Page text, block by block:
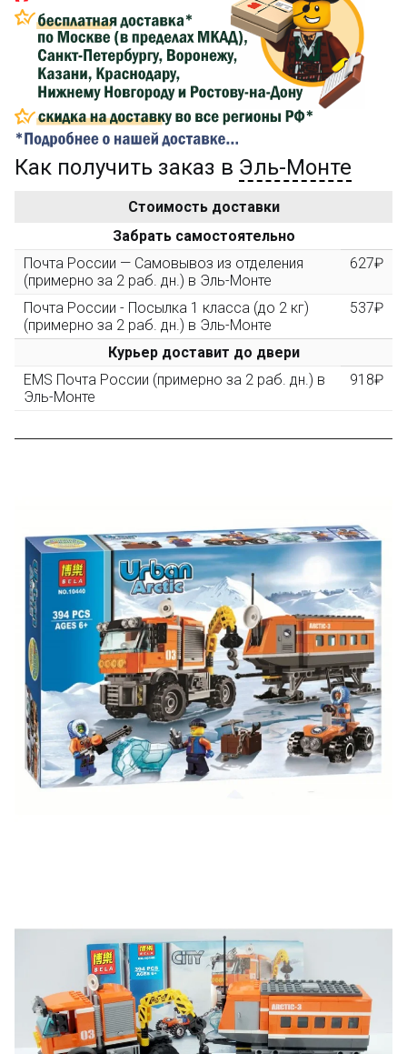
Сделайте заказ на сумму не менее 3 000₽, оплатите
его на карту Сбербанка и получите 150₽ на
компенсацию доставки.
...на следующий заказ
Золотая скидка
персональная
10%
3000 рублей, Вы получите постоянную скидку на все
повторные заказы - 10%
Скидка за обзор
(фото сборки) до 10%
Пришлите фото поэтапной сборки купленного
конструктора и получите дополнительную скидку
10% при покупке следующего набора (не дороже 10
Оставьте отзыв (не менее 50 символов) о товаре на
нашем сайте и получите купон на скидку 50₽ за
текстовый отзыв или 100₽ за отзыв с фото.
Скидка за отзыв
на Яндекс.Маркете 150₽
Оставьте отзыв (не менее 50 символов) о товаре
через системуЯндекс.Маркетс обязательным
указанием номера и даты заказа в нашем магазине
и получите купон на скидку 150₽
...уже сейчас
Как получить заказ в Эль-Монте
Стоимость доставки
Забрать самостоятельно
Почта России — Самовывоз из отделения
(примерно за 2 раб. дн.) в Эль-Монте
627₽
Почта России - Посылка 1 класса (до 2 кг)
(примерно за 2 раб. дн.) в Эль-Монте
537₽
Курьер доставит до двери
EMS Почта России (примерно за 2 раб. дн.) в
Эль-Монте
918₽